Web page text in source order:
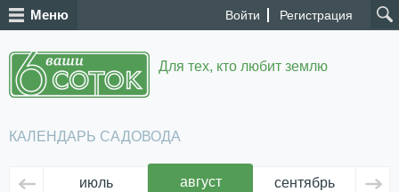
Войти Регистрация
Меню
Для тех, кто любит землю
КАЛЕНДАРЬ САДОВОДА
июль август сентябрь